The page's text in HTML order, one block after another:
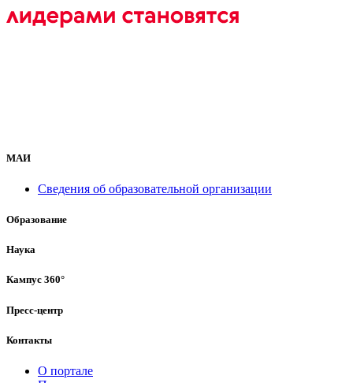
МАИ
Сведения об образовательной организации
Образование
Наука
Кампус 360°
Пресс-центр
Контакты
О портале